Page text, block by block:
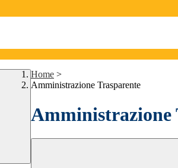
Home >
Amministrazione Trasparente
Amministrazione